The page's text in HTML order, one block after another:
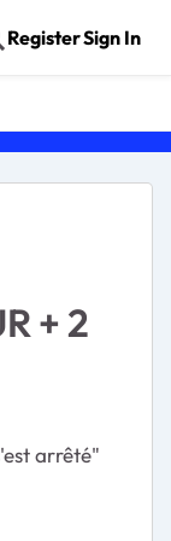
RegisterSign In
+ 2
arrêté"